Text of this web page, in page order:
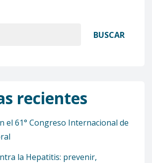
BUSCAR
recientes
el 61° Congreso Internacional de
la Hepatitis: prevenir,